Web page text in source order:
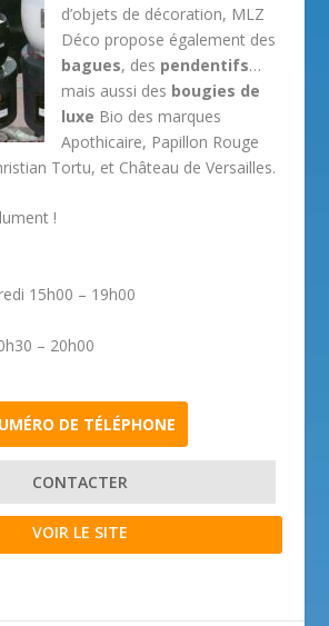
d’objets de décoration, MLZ
Déco propose également des
bagues, des pendentifs…
mais aussi des bougies de
luxe Bio des marques
Apothicaire, Papillon Rouge
Tortu, et Château de Versailles.
!
15h00 – 19h00
– 20h00
DE TÉLÉPHONE
CONTACTER
VOIR LE SITE